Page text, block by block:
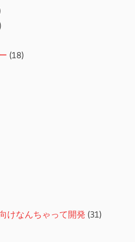
(18)
けなんちゃって開発 (31)